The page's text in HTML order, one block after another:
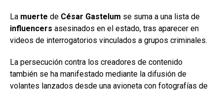
La muerte de César Gastelum se suma a una lista de
influencers asesinados en el estado, tras aparecer en
videos de interrogatorios vinculados a grupos criminales.
La persecución contra los creadores de contenido
también se ha manifestado mediante la difusión de
volantes lanzados desde una avioneta con fotografías de